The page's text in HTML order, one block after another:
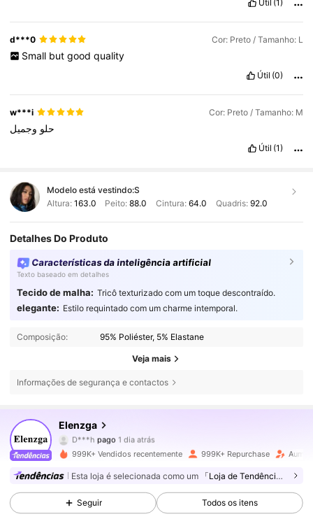
Útil (1)
d***0 Cor: Preto / Tamanho: L
Small but good quality
Útil (0)
w***i Cor: Preto / Tamanho: M
حلو وجميل
Útil (1)
Modelo está vestindo:S
Altura: 163.0 Peito:88.0 Cintura: 64.0 Quadris: 92.0
Detalhes Do Produto
Características da inteligência artificial
Texto baseado em detalhes
Tecido de malha: Tricô texturizado com um toque descontraído.
elegante: Estilo requintado com um charme intemporal.
Composição: 95% Poliéster, 5% Elastane
Veja mais
Informações de segurança e contactos
Elenzga3M Seguidores
D***hpago
s***7seguiu10 minutos atrás
4,77 3M Seguidores
999K+ Vendidos recentemente 999K+ Repurchase
Esta loja é selecionada como um 「Loja de Tendências」
Seguir Todos os itens